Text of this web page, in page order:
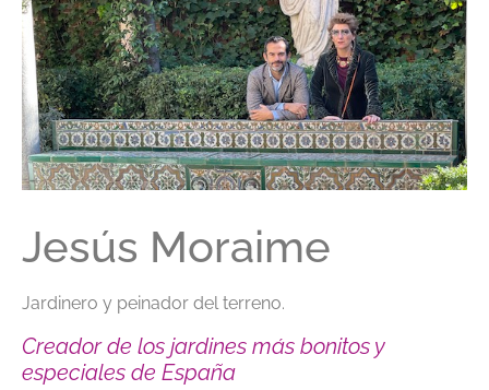
Jesús Moraime
Jardinero y peinador del terreno.
Creador de los jardines más bonitos y
especiales de España